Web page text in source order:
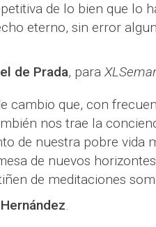
de lo bien que lo
eterno, sin error
de Prada, para
cambio que, con
nos trae la
de nuestra pobre vida
de nuevos
de meditaciones
.